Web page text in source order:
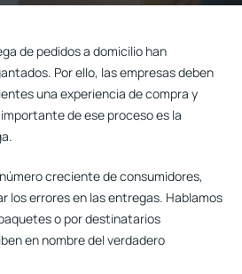
de pedidos a domicilio han
Por ello, las empresas deben
una experiencia de compra y
de ese proceso es la
.
creciente de consumidores,
los errores en las entregas. Hablamos
o por destinatarios
en nombre del verdadero